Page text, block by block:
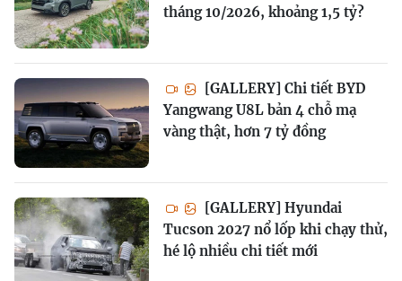
tháng 10/2026, khoảng 1,5 tỷ?
[GALLERY] Chi tiết BYD
Yangwang U8L bản 4 chỗ mạ
vàng thật, hơn 7 tỷ đồng
[GALLERY] Hyundai
Tucson 2027 nổ lốp khi chạy thử,
hé lộ nhiều chi tiết mới